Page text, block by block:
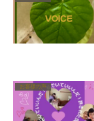
お客様の声